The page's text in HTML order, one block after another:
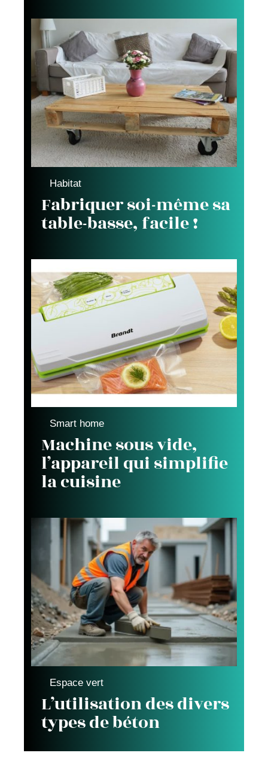
Habitat
Fabriquer soi-même sa
table-basse, facile !
Smart home
Machine sous vide,
l’appareil qui simplifie
la cuisine
Espace vert
L’utilisation des divers
types de béton